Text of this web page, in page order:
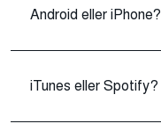
Android eller iPhone?
iTunes eller Spotify?